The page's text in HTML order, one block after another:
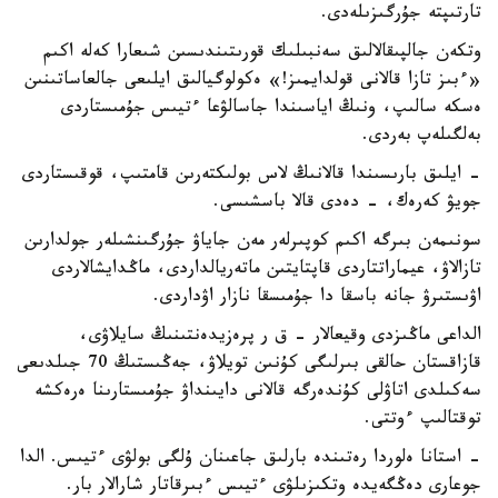
تارتىپتە جۇرگىزىلەدى.
وتكەن جالپىقالالىق سەنبىلىك قورىتىندىسىن شىعارا كەلە اكىم
«ءبىز تازا قالانى قولدايمىز!» ەكولوگيالىق ايلىعى جالعاساتىنىن
ەسكە سالىپ، ونىڭ اياسىندا جاسالۋعا ءتيىس جۇمىستاردى
بەلگىلەپ بەردى.
- ايلىق بارىسىندا قالانىڭ لاس بولىكتەرىن قامتىپ، قوقىستاردى
جويۋ كەرەك، - دەدى قالا باسشىسى.
سونىمەن بىرگە اكىم كوپىرلەر مەن جاياۋ جۇرگىنشىلەر جولدارىن
تازالاۋ، عيماراتتاردى قاپتايتىن ماتەريالداردى، ماڭدايشالاردى
اۋىستىرۋ جانە باسقا دا جۇمىسقا نازار اۋداردى.
الداعى ماڭىزدى وقيعالار - ق ر پرەزيدەنتىنىڭ سايلاۋى،
قازاقستان حالقى بىرلىگى كۇنىن تويلاۋ، جەڭىستىڭ 70 جىلدىعى
سەكىلدى اتاۋلى كۇندەرگە قالانى دايىنداۋ جۇمىستارىنا ەرەكشە
توقتالىپ ءوتتى.
- استانا ەلوردا رەتىندە بارلىق جاعىنان ۇلگى بولۋى ءتيىس. الدا
جوعارى دەڭگەيدە وتكىزىلۋى ءتيىس ءبىرقاتار شارالار بار.